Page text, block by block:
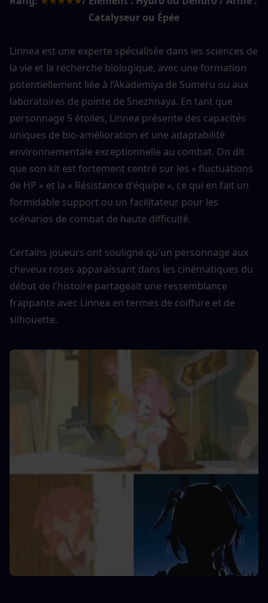
Catalyseur ou Épée
Linnea est une experte spécialisée dans les sciences de
la vie et la recherche biologique, avec une formation
potentiellement liée à l’Akademiya de Sumeru ou aux
laboratoires de pointe de Snezhnaya. En tant que
personnage 5 étoiles, Linnea présente des capacités
uniques de bio-amélioration et une adaptabilité
environnementale exceptionnelle au combat. On dit
que son kit est fortement centré sur les « fluctuations
de HP » et la « Résistance d'équipe », ce qui en fait un
formidable support ou un facilitateur pour les
scénarios de combat de haute difficulté.
Certains joueurs ont souligné qu'un personnage aux
cheveux roses apparaissant dans les cinématiques du
début de l'histoire partageait une ressemblance
frappante avec Linnea en termes de coiffure et de
silhouette.